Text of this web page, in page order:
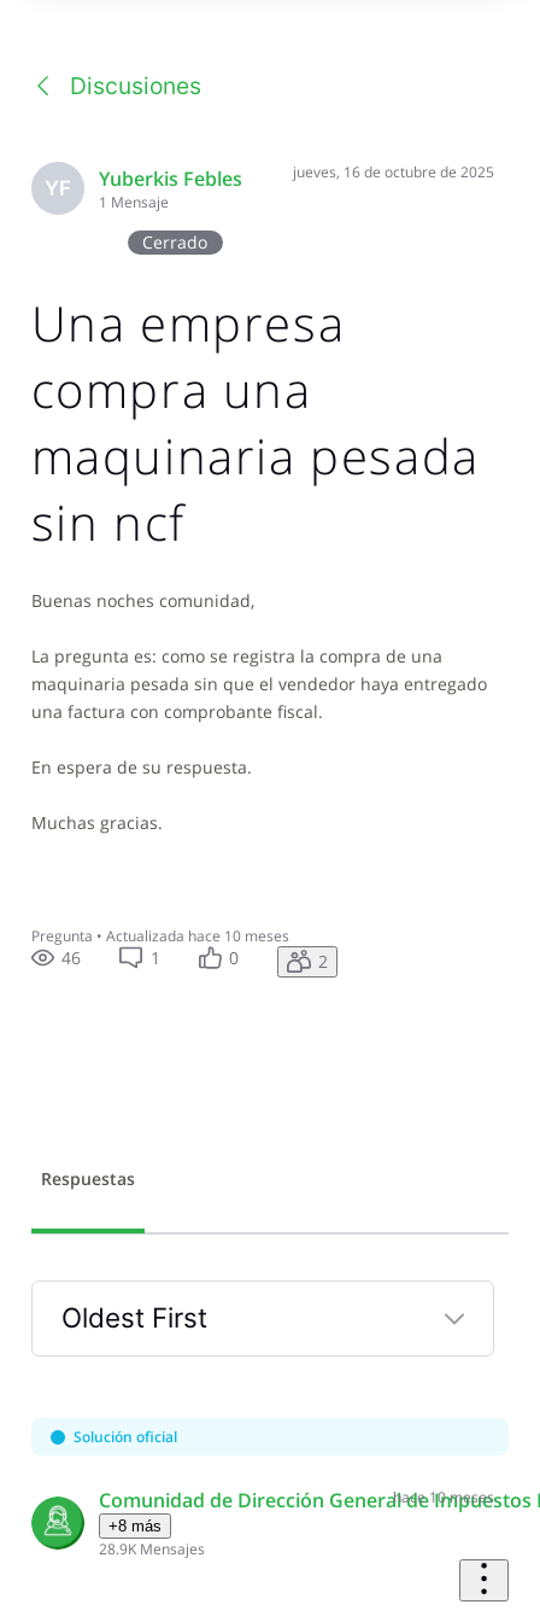
Discusiones
YF Yuberkis Febles
1 Mensaje
jueves, 16 de octubre de 2025
Cerrado
Una empresa
compra una
maquinaria pesada
sin ncf
Buenas noches comunidad,
La pregunta es: como se registra la compra de una
maquinaria pesada sin que el vendedor haya entregado
una factura con comprobante fiscal.
En espera de su respuesta.
Muchas gracias.
Pregunta • Actualizada hace 10 meses
46 1 0 2
Respuestas
Oldest First
Selected
First
Solución oficial
Comunidad de Dirección General de
+8 más
28.9K Mensajes
hace 10 meses